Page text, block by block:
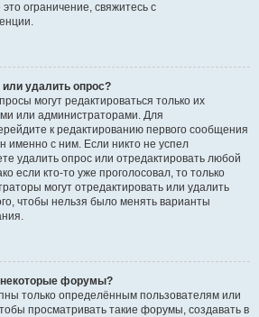
ограничение, свяжитесь с
или удалить опрос?
могут редактироваться только их
или администраторами. Для
к редактированию первого сообщения
именно с ним. Если никто не успел
удалить опрос или отредактировать любой
если кто-то уже проголосовал, то только
могут отредактировать или удалить
чтобы нельзя было менять варианты
форумы?
только определённым пользователям или
просматривать такие форумы, создавать в